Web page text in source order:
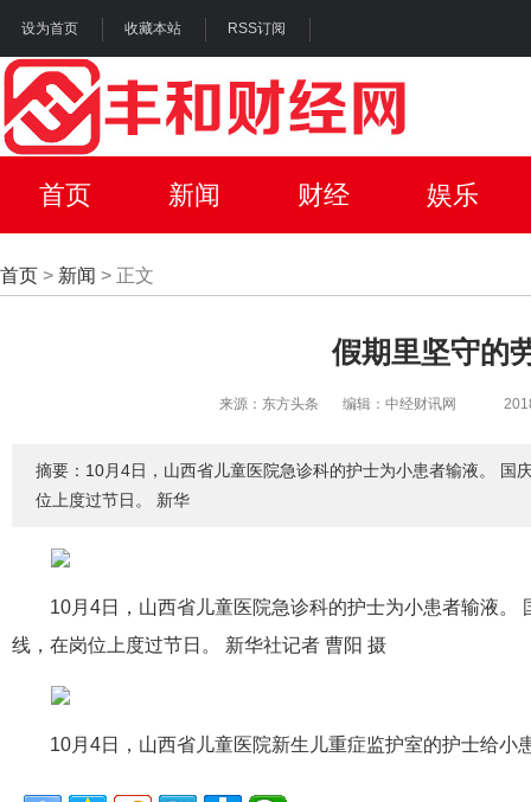
设为首页 收藏本站 RSS订阅
首页 新闻 财经 娱乐
首页 > 新闻 > 正文
假期里坚守的
来源：东方头条 编辑：中经财讯网
摘要：10月4日，山西省儿童医院急诊科的护士为小患者输液。 国
位上度过节日。 新华
10月4日，山西省儿童医院急诊科的护士为小患者输液。
线，在岗位上度过节日。 新华社记者 曹阳 摄
10月4日，山西省儿童医院新生儿重症监护室的护士给小